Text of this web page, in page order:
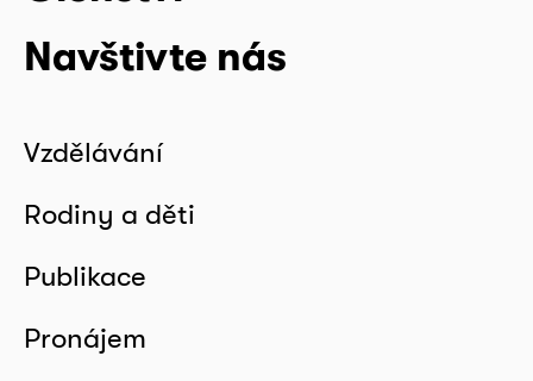
Navštivte nás
Vzdělávání
Rodiny a děti
Publikace
Pronájem